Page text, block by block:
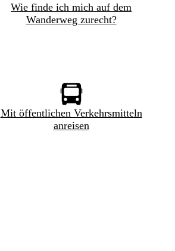
Wie finde ich mich auf dem
Wanderweg zurecht?
Mit öffentlichen Verkehrsmitteln
anreisen